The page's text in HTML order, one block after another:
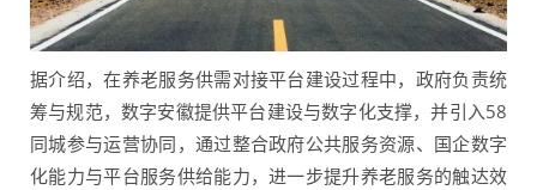
据介绍，在养老服务供需对接平台建设过程中，政府负责统
筹与规范，数字安徽提供平台建设与数字化支撑，并引入58
同城参与运营协同，通过整合政府公共服务资源、国企数字
化能力与平台服务供给能力，进一步提升养老服务的触达效